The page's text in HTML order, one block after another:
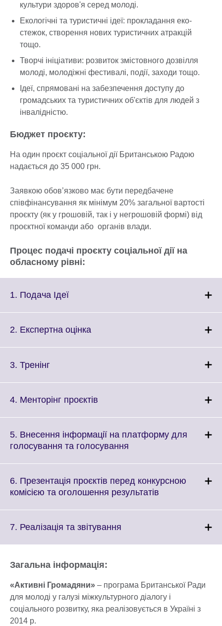
культури здоров'я серед молоді.
Екологічні та туристичні ідеї: прокладання еко-
стежок, створення нових туристичних атракцій
тощо.
Творчі ініціативи: розвиток змістовного дозвілля
молоді, молодіжні фестивалі, події, заходи тощо.
Ідеї, спрямовані на забезпечення доступу до
громадських та туристичних об'єктів для людей з
інвалідністю.
Бюджет проєкту:
На один проєкт соціальної дії Британською Радою
надається до 35 000 грн.
Заявкою обов’язково має бути передбачене
співфінансування як мінімум 20% загальної вартості
проєкту (як у грошовій, так і у негрошовій формі) від
проєктної команди або органів влади.
Процес подачі проєкту соціальної дії на
обласному рівні:
1. Подача ІдеїClick
More
2. Експертна оцінка
3. Тренінг
More
4. Менторінг проєктів
More
information
5. Внесення інформації на платформу для
голосування та голосування
More
information
6. Презентація проєктів перед конкурсною
комісією та оголошення результатів
7. Реалізація та звітування
available.
Загальна інформація:
«Активні Громадяни» – програма Британської Ради
для молоді у галузі міжкультурного діалогу і
соціального розвитку, яка реалізовується в Україні з
2014 р.